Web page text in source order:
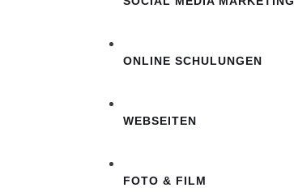
ONLINE SCHULUNGEN
WEBSEITEN
FOTO & FILM